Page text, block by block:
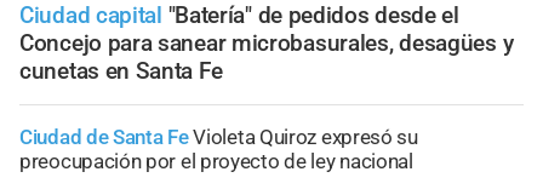
Ciudad capital "Batería" de pedidos desde el
Concejo para sanear microbasurales, desagües y
cunetas en Santa Fe
Ciudad de Santa FeVioleta Quiroz expresó su
preocupación por el proyecto de ley nacional